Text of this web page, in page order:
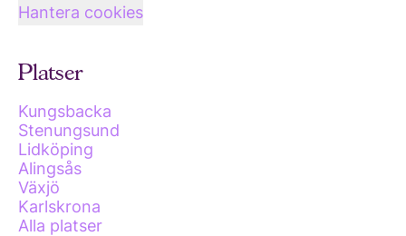
Hantera cookies
Platser
Kungsbacka
Stenungsund
Lidköping
Alingsås
Växjö
Karlskrona
Alla platser